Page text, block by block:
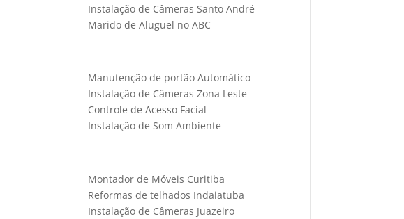
Instalação de Câmeras Santo André
Marido de Aluguel no ABC
Manutenção de portão Automático
Instalação de Câmeras Zona Leste
Controle de Acesso Facial
Instalação de Som Ambiente
Montador de Móveis Curitiba
Reformas de telhados Indaiatuba
Instalação de Câmeras Juazeiro